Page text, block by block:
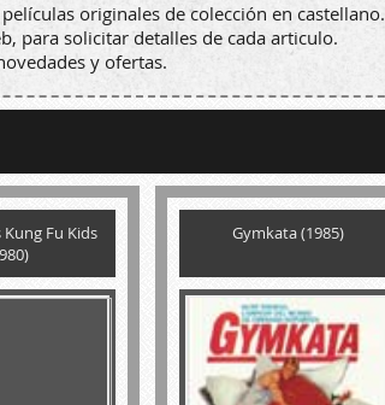
originales de colección en castellano.
para solicitar detalles de cada articulo.
y ofertas.
Fu Kids
Gymkata (1985)